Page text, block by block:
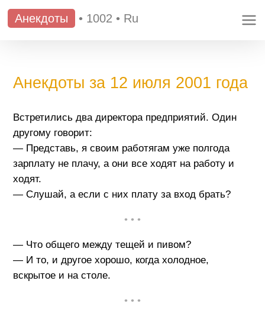
Анекдоты • 1002 • Ru
Анекдоты за 12 июля 2001 года
Встретились два директора предприятий. Один
другому говорит:
— Представь, я своим работягам уже полгода
зарплату не плачу, а они все ходят на работу и
ходят.
— Слушай, а если с них плату за вход брать?
• • •
— Что общего между тещей и пивом?
— И то, и другое хорошо, когда холодное,
вскрытое и на столе.
• • •